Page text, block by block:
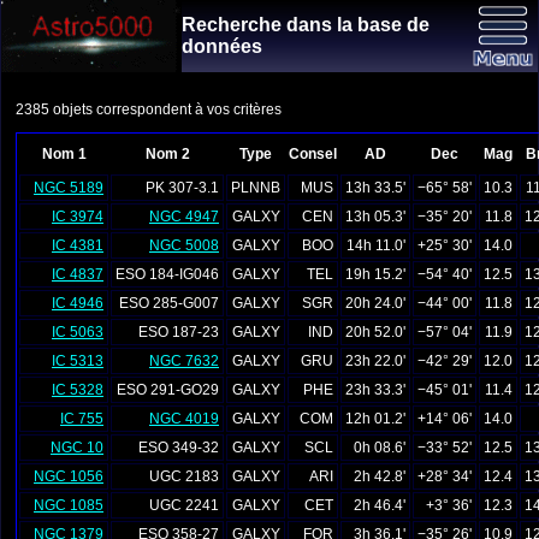
Recherche dans la base de
données
2385 objets correspondent à vos critères
Nom 1 Nom 2 Type Consel AD Dec Mag
NGC 5189
PK 307-3.1 PLNNB MUS 13h 33.5' −65° 58' 10.3
IC 3974
NGC 4947 GALXY CEN 13h 05.3' −35° 20' 11.8
IC 4381
NGC 5008 GALXY BOO 14h 11.0' +25° 30'
14.0
IC 4837
ESO 184-IG046 GALXY TEL 19h 15.2' −54° 40' 12.5
IC 4946
ESO 285-G007 GALXY SGR 20h 24.0' −44° 00' 11.8
IC 5063
ESO 187-23 GALXY IND 20h 52.0' −57° 04' 11.9
IC 5313
NGC 7632 GALXY GRU 23h 22.0' −42° 29' 12.0
IC 5328
ESO 291-GO29 GALXY PHE 23h 33.3' −45° 01' 11.4
IC 755
NGC 4019 GALXY COM 12h 01.2' +14° 06'
14.0
NGC 10
ESO 349-32 GALXY SCL 0h 08.6' −33° 52' 12.5
NGC 1056
UGC 2183 GALXY ARI 2h 42.8' +28° 34' 12.4
NGC 1085
UGC 2241 GALXY CET 2h 46.4' +3° 36' 12.3
NGC 1379
ESO 358-27 GALXY FOR 3h 36.1' −35° 26' 10.9